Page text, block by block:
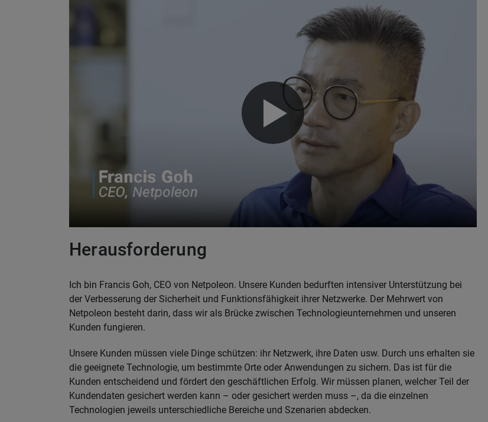
Herausforderung
Ich bin Francis Goh, CEO von Netpoleon. Unsere Kunden bedurften intensiver Unterstützung bei
der Verbesserung der Sicherheit und Funktionsfähigkeit ihrer Netzwerke. Der Mehrwert von
Netpoleon besteht darin, dass wir als Brücke zwischen Technologieunternehmen und unseren
Kunden fungieren.
Unsere Kunden müssen viele Dinge schützen: ihr Netzwerk, ihre Daten usw. Durch uns erhalten sie
die geeignete Technologie, um bestimmte Orte oder Anwendungen zu sichern. Das ist für die
Kunden entscheidend und fördert den geschäftlichen Erfolg. Wir müssen planen, welcher Teil der
Kundendaten gesichert werden kann – oder gesichert werden muss –, da die einzelnen
Technologien jeweils unterschiedliche Bereiche und Szenarien abdecken.